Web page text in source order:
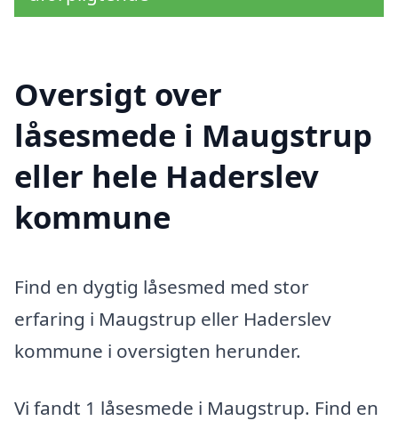
Oversigt over
låsesmede i Maugstrup
eller hele Haderslev
kommune
Find en dygtig låsesmed med stor
erfaring i Maugstrup eller Haderslev
kommune i oversigten herunder.
Vi fandt 1 låsesmede i Maugstrup. Find en